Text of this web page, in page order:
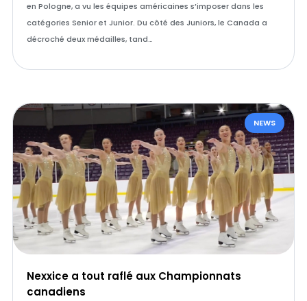
en Pologne, a vu les équipes américaines s’imposer dans les
catégories Senior et Junior. Du côté des Juniors, le Canada a
décroché deux médailles, tand…
NEWS
Nexxice a tout raflé aux Championnats
canadiens